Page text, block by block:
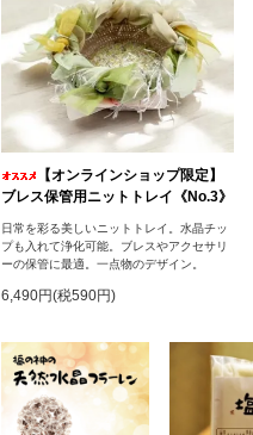
【オンラインショップ限定】
ブレス保管用ニットトレイ《No.3》
日常を彩る美しいニットトレイ。水晶チッ
プも入れて浄化可能。ブレスやアクセサリ
ーの保管に最適。一点物のデザイン。
6,490円(税590円)